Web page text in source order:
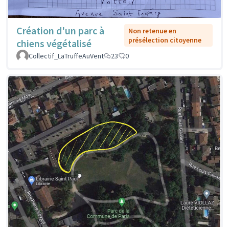
Création d'un parc à
chiens végétalisé
Non retenue en
présélection citoyenne
Collectif_LaTruffeAuVent
23 0